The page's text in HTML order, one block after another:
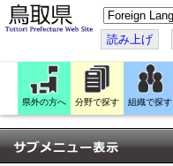
こ
の
ペ
ー
ジ
翻
訳
す
る
読み上げ
県外の方へ 分野で探す 組織で探す